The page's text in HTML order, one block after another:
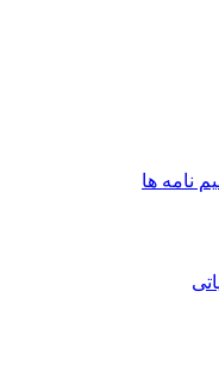
نامه ها